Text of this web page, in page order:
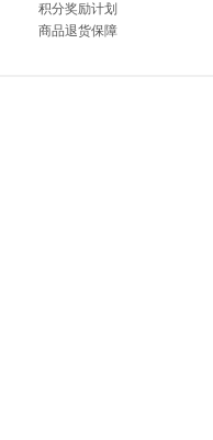
积分奖励计划
商品退货保障